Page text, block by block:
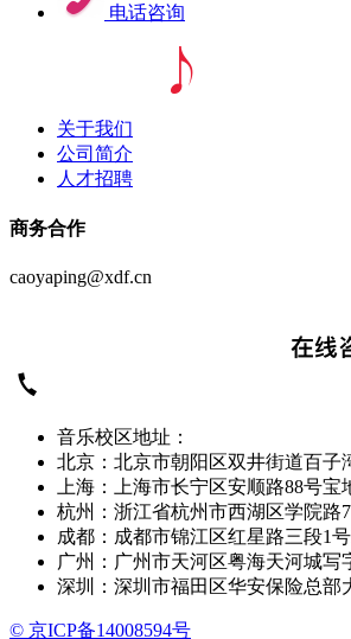
电话咨询
关于我们
公司简介
人才招聘
商务合作
caoyaping@xdf.cn
音乐校区地址：
北京：北京市朝阳区双井街道百子
上海：上海市长宁区安顺路88号宝
杭州：浙江省杭州市西湖区学院路
成都：成都市锦江区红星路三段1
广州：广州市天河区粤海天河城写
深圳：深圳市福田区华安保险总部
© 京ICP备14008594号